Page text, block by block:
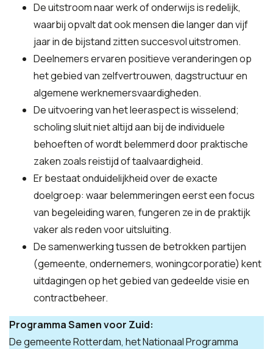
De uitstroom naar werk of onderwijs is redelijk,
waarbij opvalt dat ook mensen die langer dan vijf
jaar in de bijstand zitten succesvol uitstromen.
Deelnemers ervaren positieve veranderingen op
het gebied van zelfvertrouwen, dagstructuur en
algemene werknemersvaardigheden.
De uitvoering van het leeraspect is wisselend;
scholing sluit niet altijd aan bij de individuele
behoeften of wordt belemmerd door praktische
zaken zoals reistijd of taalvaardigheid.
Er bestaat onduidelijkheid over de exacte
doelgroep: waar belemmeringen eerst een focus
van begeleiding waren, fungeren ze in de praktijk
vaker als reden voor uitsluiting.
De samenwerking tussen de betrokken partijen
(gemeente, ondernemers, woningcorporatie) kent
uitdagingen op het gebied van gedeelde visie en
contractbeheer.
Programma Samen voor Zuid:
De gemeente Rotterdam, het Nationaal Programma